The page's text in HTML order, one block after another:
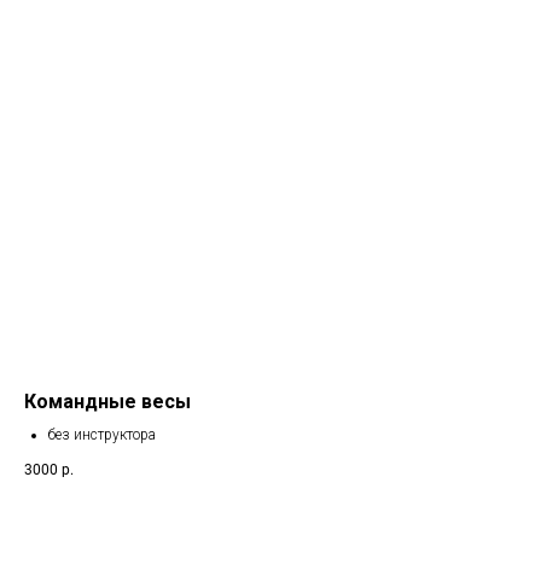
Командные весы
без инструктора
3000 р.